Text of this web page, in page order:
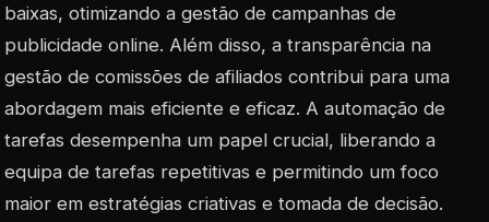
baixas, otimizando a gestão de campanhas de
publicidade online. Além disso, a transparência na
gestão de comissões de afiliados contribui para uma
abordagem mais eficiente e eficaz. A automação de
tarefas desempenha um papel crucial, liberando a
equipa de tarefas repetitivas e permitindo um foco
maior em estratégias criativas e tomada de decisão.